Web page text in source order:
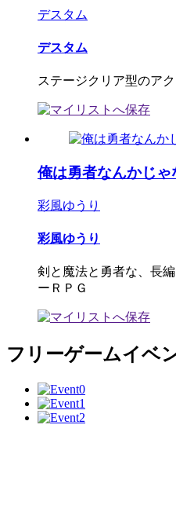
デスタム
デスタム
ステージクリア型のア
俺は勇者なんかじゃ
彩風ゆうり
彩風ゆうり
剣と魔法と勇者な、長
ーＲＰＧ
フリーゲームイベ